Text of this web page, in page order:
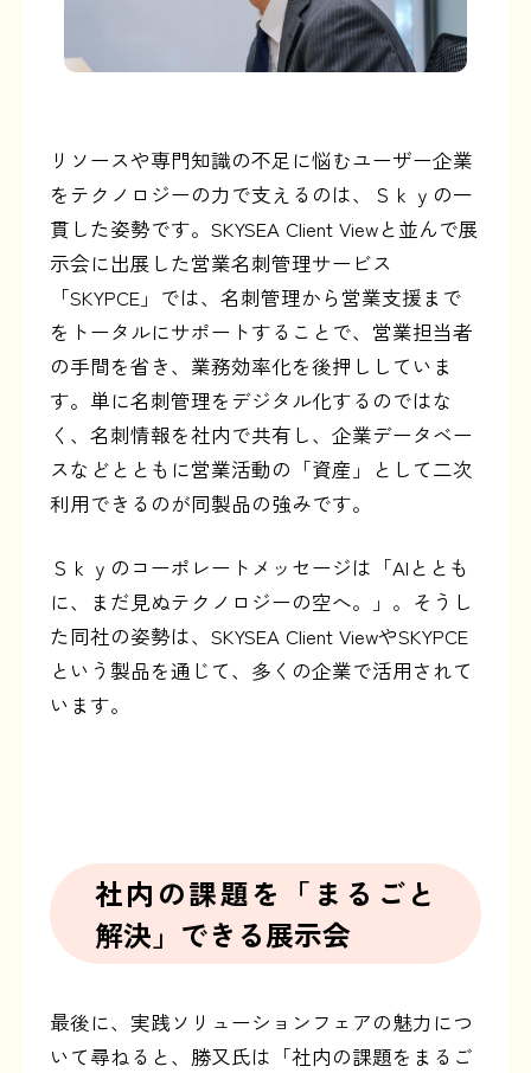
リソースや専門知識の不足に悩むユーザー企業
をテクノロジーの力で支えるのは、Ｓｋｙの一
貫した姿勢です。SKYSEA Client Viewと並んで展
示会に出展した営業名刺管理サービス
「SKYPCE」では、名刺管理から営業支援まで
をトータルにサポートすることで、営業担当者
の手間を省き、業務効率化を後押ししていま
す。単に名刺管理をデジタル化するのではな
く、名刺情報を社内で共有し、企業データベー
スなどとともに営業活動の「資産」として二次
利用できるのが同製品の強みです。
Ｓｋｙのコーポレートメッセージは「AIととも
に、まだ見ぬテクノロジーの空へ。」。そうし
た同社の姿勢は、SKYSEA Client ViewやSKYPCE
という製品を通じて、多くの企業で活用されて
います。
社内の課題を「まるごと
解決」できる展示会
最後に、実践ソリューションフェアの魅力につ
いて尋ねると、勝又氏は「社内の課題をまるご